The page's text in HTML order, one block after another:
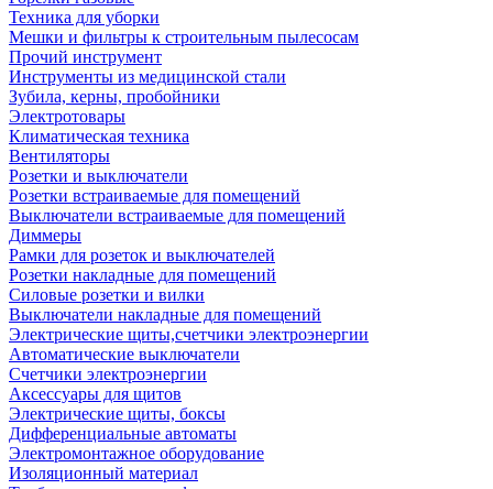
Техника для уборки
Мешки и фильтры к строительным пылесосам
Прочий инструмент
Инструменты из медицинской стали
Зубила, керны, пробойники
Электротовары
Климатическая техника
Вентиляторы
Розетки и выключатели
Розетки встраиваемые для помещений
Выключатели встраиваемые для помещений
Диммеры
Рамки для розеток и выключателей
Розетки накладные для помещений
Силовые розетки и вилки
Выключатели накладные для помещений
Электрические щиты,счетчики электроэнергии
Автоматические выключатели
Счетчики электроэнергии
Аксессуары для щитов
Электрические щиты, боксы
Дифференциальные автоматы
Электромонтажное оборудование
Изоляционный материал